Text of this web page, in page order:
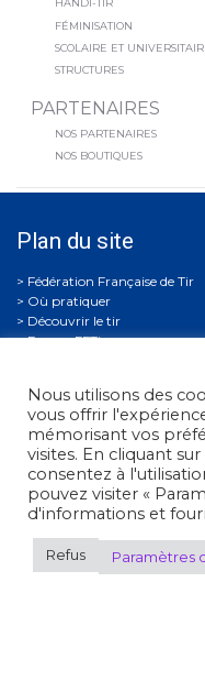
HANDI-TIR
FÉMINISATION
SCOLAIRE ET
STRUCTURES
PARTENAIRES
NOS PARTENAIRES
NOS BOUTIQUES
Plan du site
Où pratiquer
Découvrir le tir
Espace FFTir
EDEN
Actualités
C.N.T.S.
Calendriers
Gestion Sportive
Compétitions
Se former
Archives
Espace presse
Nous contacter
Nous utilisons des
vous offrir
mémorisant vos
visites. En cliquant
consentez à
pouvez visiter «
d'informations et
Refus Paramètres